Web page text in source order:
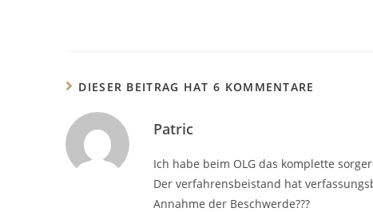
DIESER BEITRAG HAT 6 KOMMENTARE
Patric
Ich habe beim OLG das komplette
Der verfahrensbeistand hat
Annahme der Beschwerde???